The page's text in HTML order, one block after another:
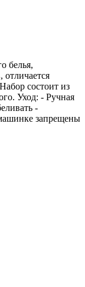
белья,
состоит из
Уход: - Ручная
-
запрещены